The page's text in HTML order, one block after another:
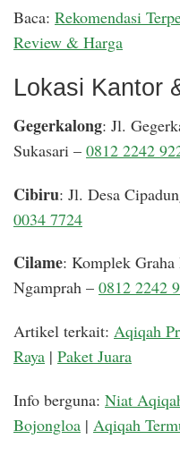
Baca: Rekomendasi
Review & Harga
Lokasi Kantor
Gegerkalong: Jl.
Sukasari – 0812 2242
Cibiru: Jl. Desa
0034 7724
Cilame: Komplek
Ngamprah – 0812 2242
Artikel terkait: Aqiqah
Raya | Paket Juara
Info berguna: Niat
Bojongloa | Aqiqah